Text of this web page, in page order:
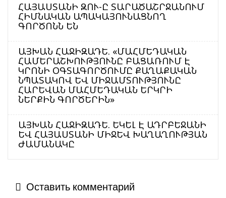
ՀԱՅԱՍՏԱՆԻ ԶՈՒ-Ը ՏԱՐԱԾԱՇՐՋԱՆՈՒՄ
ՀԻՄՆԱԿԱՆ ԱՊԱԿԱՅՈՒՆԱՑՆՈՂ
ԳՈՐԾՈՆՆ ԵՆ
ԱՅԽԱՆ ՀԱՋԻԶԱԴԵ. «ՄԱՀՄԵԴԱԿԱՆ
ՀԱՄԵՐԱՇԽՈՒԹՅՈՒՆԸ ԲԱՑԱՌՈՒՄ Է
ԿՐՈՆԻ ՕԳՏԱԳՈՐԾՈՒՄԸ ՔԱՂԱՔԱԿԱՆ
ՆՊԱՏԱԿՈՎ ԵՎ ՄԻՋԱՄՏՈՒԹՅՈՒՆԸ
ՀԱՐԵՎԱՆ ՄԱՀՄԵԴԱԿԱՆ ԵՐԿՐԻ
ՆԵՐՔԻՆ ԳՈՐԾԵՐԻՆ»
ԱՅԽԱՆ ՀԱՋԻԶԱԴԵ. ԵԿԵԼ Է ԱԴՐԲԵՋԱՆԻ
ԵՎ ՀԱՅԱՍՏԱՆԻ ՄԻՋԵՎ ԽԱՂԱՂՈՒԹՅԱՆ
ԺԱՄԱՆԱԿԸ
Оставить комментарий